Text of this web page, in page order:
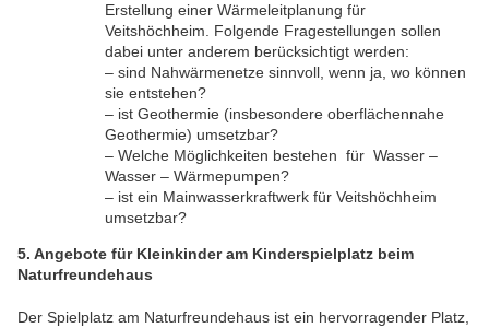
Erstellung einer Wärmeleitplanung für
Veitshöchheim. Folgende Fragestellungen sollen
dabei unter anderem berücksichtigt werden:
– sind Nahwärmenetze sinnvoll, wenn ja, wo können
sie entstehen?
– ist Geothermie (insbesondere oberflächennahe
Geothermie) umsetzbar?
– Welche Möglichkeiten bestehen für Wasser –
Wasser – Wärmepumpen?
– ist ein Mainwasserkraftwerk für Veitshöchheim
umsetzbar?
5. Angebote für Kleinkinder am Kinderspielplatz beim
Naturfreundehaus
Der Spielplatz am Naturfreundehaus ist ein hervorragender Platz,